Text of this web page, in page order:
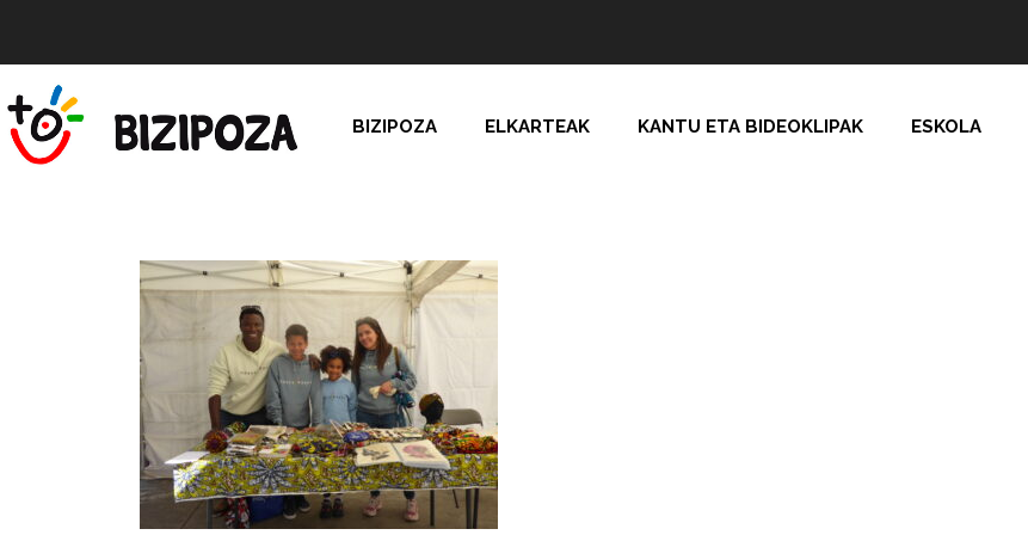
BIZIPOZA ELKARTEAK KANTU ETA BIDEOKLIPAK ESKOLA